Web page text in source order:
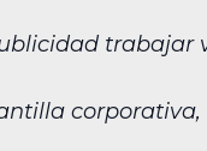
trabajar